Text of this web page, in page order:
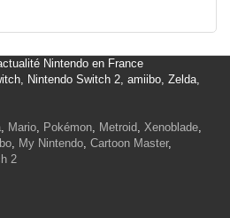
Nintendo en France
Nintendo Switch 2, amiibo, Zelda,
, Mario, Pokémon, Metroid, Xenoblade,
, My Nintendo, Cartoon Master,
2